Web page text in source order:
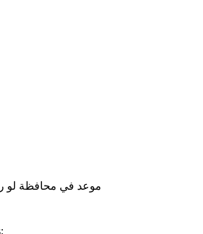
موعد في محافظة لو